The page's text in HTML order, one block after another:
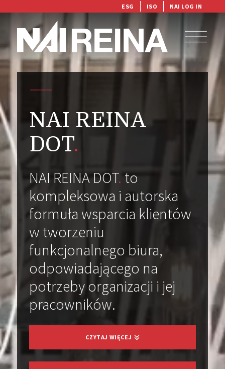
ESG ISO NAI LOG IN
NAI REINA
DOT.
NAI REINA DOT. to
kompleksowa i autorska
formuła wsparcia klientów
w tworzeniu
funkcjonalnego biura,
odpowiadającego na
potrzeby organizacji i jej
pracowników.
CZYTAJ WIĘCEJ